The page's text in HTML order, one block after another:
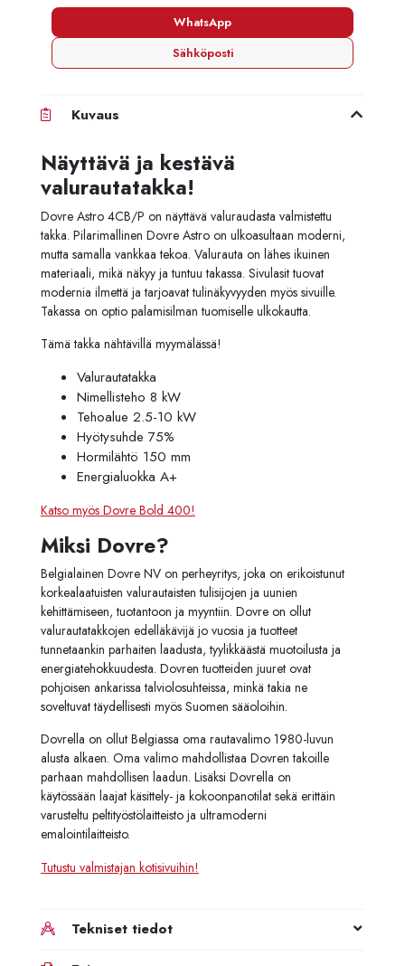
WhatsApp
Sähköposti
Kuvaus
Näyttävä ja kestävä
valurautatakka!
Dovre Astro 4CB/P on näyttävä valuraudasta valmistettu
takka. Pilarimallinen Dovre Astro on ulkoasultaan moderni,
mutta samalla vankkaa tekoa. Valurauta on lähes ikuinen
materiaali, mikä näkyy ja tuntuu takassa. Sivulasit tuovat
modernia ilmettä ja tarjoavat tulinäkyvyyden myös sivuille.
Takassa on optio palamisilman tuomiselle ulkokautta.
Tämä takka nähtävillä myymälässä!
Valurautatakka
Nimellisteho 8 kW
Tehoalue 2.5-10 kW
Hyötysuhde 75%
Hormilähtö 150 mm
Energialuokka A+
Katso myös Dovre Bold 400!
Miksi Dovre?
Belgialainen Dovre NV on perheyritys, joka on erikoistunut
korkealaatuisten valurautaisten tulisijojen ja uunien
kehittämiseen, tuotantoon ja myyntiin. Dovre on ollut
valurautatakkojen edelläkävijä jo vuosia ja tuotteet
tunnetaankin parhaiten laadusta, tyylikkäästä muotoilusta ja
energiatehokkuudesta. Dovren tuotteiden juuret ovat
pohjoisen ankarissa talviolosuhteissa, minkä takia ne
soveltuvat täydellisesti myös Suomen sääoloihin.
Dovrella on ollut Belgiassa oma rautavalimo 1980-luvun
alusta alkaen. Oma valimo mahdollistaa Dovren takoille
parhaan mahdollisen laadun. Lisäksi Dovrella on
käytössään laajat käsittely- ja kokoonpanotilat sekä erittäin
varusteltu peltityöstölaitteisto ja ultramoderni
emalointilaitteisto.
Tutustu valmistajan kotisivuihin!
Tekniset tiedot